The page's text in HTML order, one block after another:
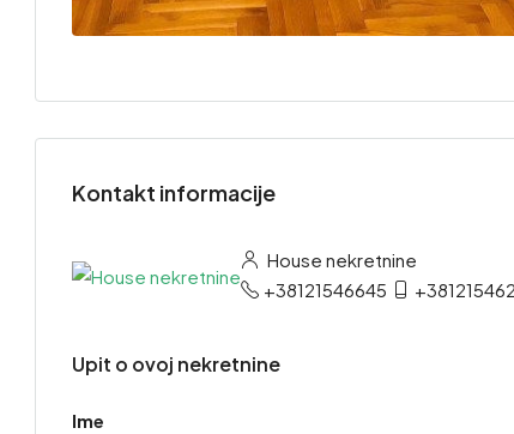
Kontakt informacije
House nekretnine
+38121546645
Upit o ovoj nekretnine
Ime